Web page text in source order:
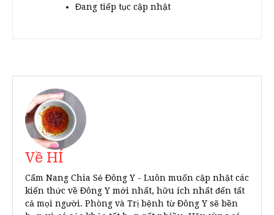
Đang tiếp tục cập nhật
Về HÍ
Cẩm Nang Chia Sẻ Đông Y - Luôn muốn cập nhật các
kiến thức về Đông Y mới nhất, hữu ích nhất đến tất
cả mọi người. Phòng và Trị bệnh từ Đông Y sẽ bền